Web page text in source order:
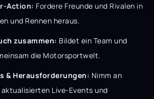
Action: Fordere Freunde und Rivalen in
und Rennen heraus.
zusammen: Bildet ein Team und
die Motorsportwelt.
& Herausforderungen: Nimm an
Live-Events und